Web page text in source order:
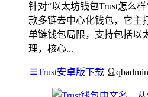
针对“以太坊钱包Trust怎么
款多链去中心化钱包，它主
单链钱包局限，支持包括以
理，核心...
Trust安卓版下载 qbadmin